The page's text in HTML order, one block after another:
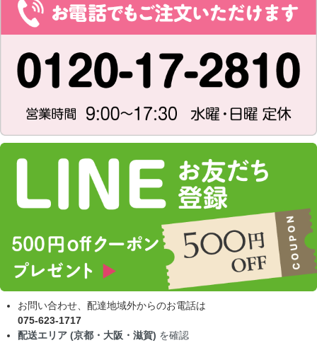
お問い合わせ、配達地域外からのお電話は
075-623-1717
配送エリア (京都・大阪・滋賀) を確認